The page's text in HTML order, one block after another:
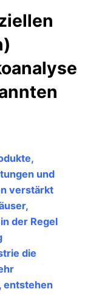
und
verstärkt
der Regel
die
entstehen